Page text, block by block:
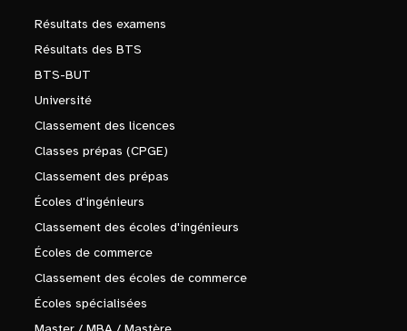
Résultats des examens
Résultats des BTS
BTS-BUT
Université
Classement des licences
Classes prépas (CPGE)
Classement des prépas
Écoles d'ingénieurs
Classement des écoles d'ingénieurs
Écoles de commerce
Classement des écoles de commerce
Écoles spécialisées